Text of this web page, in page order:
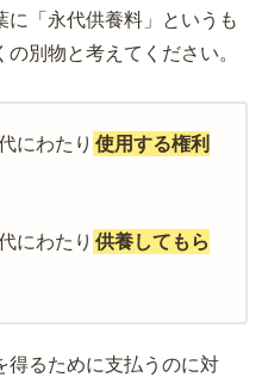
に「永代供養料」というも
別物と考えてください。
にわたり 使用する権利
にわたり 供養してもら
得るために支払うのに対